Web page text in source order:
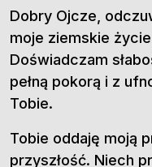
Dobry Ojcze,
moje ziemskie
Doświadczam
pełną pokorą i z
Tobie.
Tobie oddaję moją
przyszłość. Niech